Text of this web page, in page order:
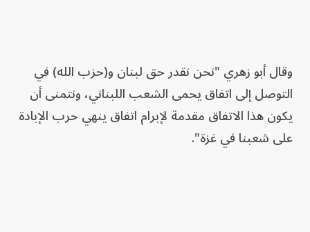
وقال أبو زهري "نحن نقدر حق لبنان و(حزب الله) في
التوصل إلى اتفاق يحمى الشعب اللبناني، ونتمنى أن
يكون هذا الاتفاق مقدمة لإبرام اتفاق ينهي حرب الإبادة
على شعبنا في غزة".